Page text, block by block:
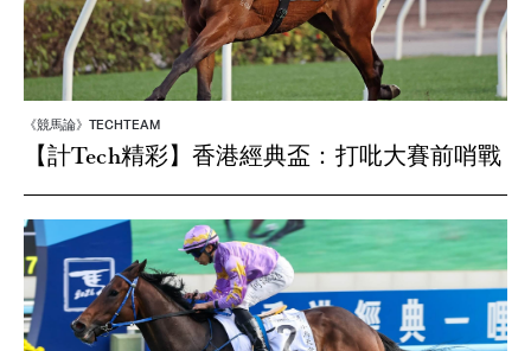
《競馬論》TECHTEAM
【計Tech精彩】香港經典盃：打吡大賽前哨戰